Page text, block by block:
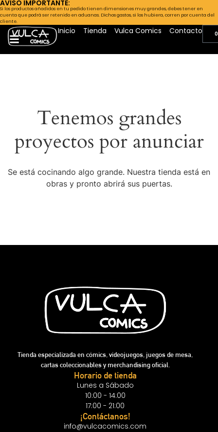
AVISO IMPORTANTE:
Si los productos añadidos en tu pedido tienen dimensiones muy grandes, debes tener en
cuenta que podrá ser retenido en aduanas. Dichos gastos, si los hubiera, corren por cuenta del
cliente.
Inicio Tienda Vulca Comics Contacto
Tenemos grandes
proyectos por anunciar
Se está cocinando algo grande. Nuestra tienda está en
obras y pronto abrirá sus puertas.
Tienda especializada en cómics, videojuegos, juegos de mesa,
cartas coleccionables y merchandising oficial.
Horario de tienda
Lunes a Sábado
10:00 - 14:00
17:00 - 21:00
¡Contáctanos!
info@vulcacomics.com